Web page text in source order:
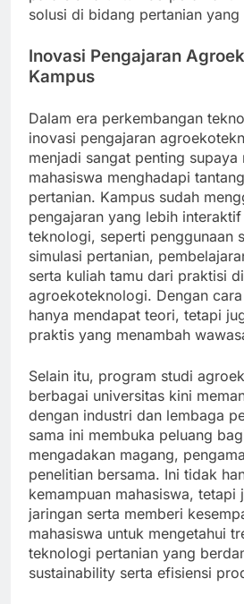
solusi di bidang pertanian yang
Inovasi Pengajaran
Kampus
Dalam era perkembangan
inovasi pengajaran
menjadi sangat penting supaya
mahasiswa menghadapi
pertanian. Kampus sudah
pengajaran yang lebih
teknologi, seperti penggunaan
simulasi pertanian,
serta kuliah tamu dari praktisi
agroekoteknologi. Dengan
hanya mendapat teori, tetapi
praktis yang menambah
Selain itu, program studi
berbagai universitas kini
dengan industri dan lembaga
sama ini membuka peluang
mengadakan magang,
penelitian bersama. Ini tidak
kemampuan mahasiswa, tetapi
jaringan serta memberi
mahasiswa untuk mengetahui
teknologi pertanian yang
sustainability serta efisiensi